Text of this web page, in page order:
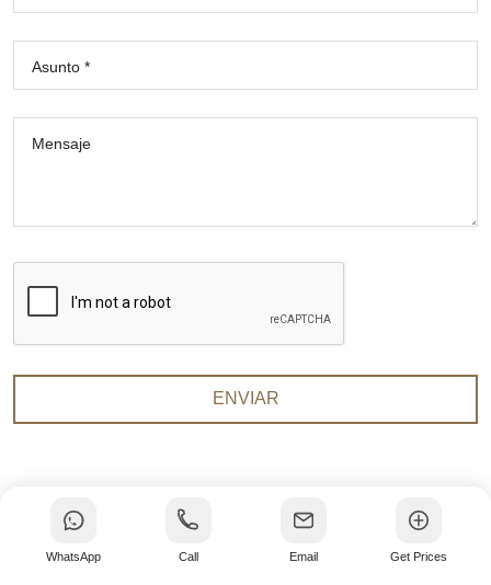
Asunto *
Mensaje
ENVIAR
WhatsApp Call Email Get Prices